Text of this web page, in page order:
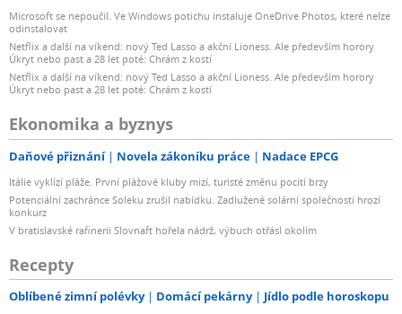
Microsoft se nepoučil. Ve Windows potichu instaluje OneDrive Photos, které nelze
odinstalovat
Netflix a další na víkend: nový Ted Lasso a akční Lioness. Ale především horory
Úkryt nebo past a 28 let poté: Chrám z kostí
Netflix a další na víkend: nový Ted Lasso a akční Lioness. Ale především horory
Úkryt nebo past a 28 let poté: Chrám z kostí
Ekonomika a byznys
Daňové přiznání Novela zákoníku práce Nadace EPCG
Itálie vyklízí pláže. První plážové kluby mizí, turisté změnu pocítí brzy
Potenciální zachránce Soleku zrušil nabídku. Zadlužené solární společnosti hrozí
konkurz
V bratislavské rafinerii Slovnaft hořela nádrž, výbuch otřásl okolím
Recepty
Oblíbené zimní polévky Domácí pekárny Jídlo podle horoskopu